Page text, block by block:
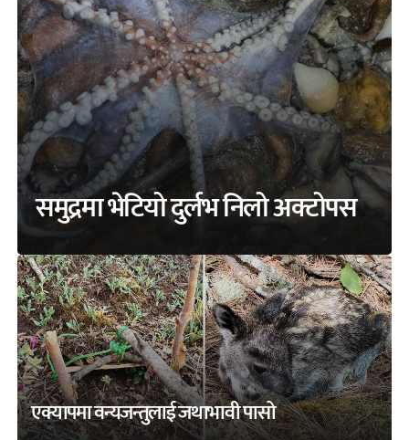
समुद्रमा भेटियो दुर्लभ निलो अक्टोपस
एक्यापमा वन्यजन्तुलाई जथाभावी पासो